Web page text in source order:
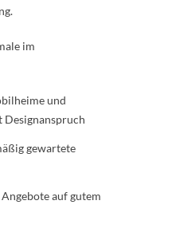
im
und
Designanspruch
gewartete
auf gutem